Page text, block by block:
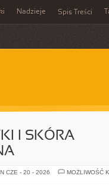
Nadzieje Spis Treści
I SKÓRA
CZE - 20 - 2026
MOŻLIWOŚĆ